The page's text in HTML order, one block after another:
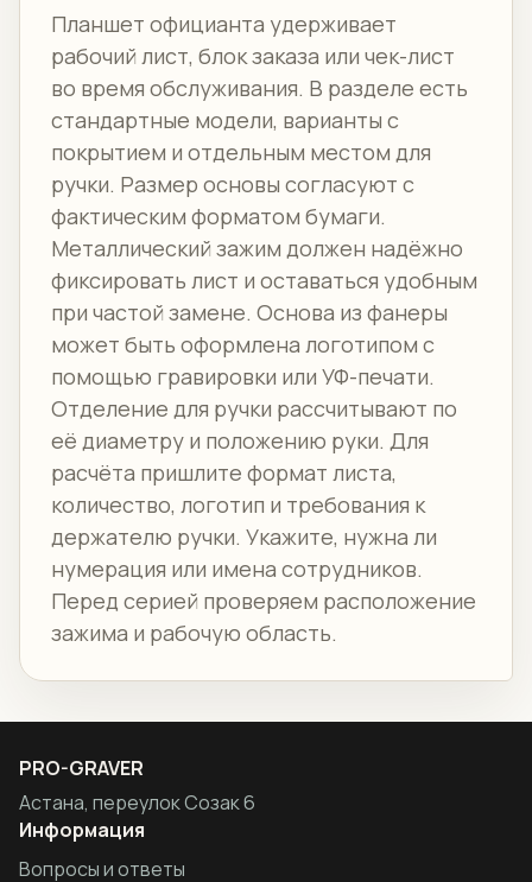
Планшет официанта удерживает
рабочий лист, блок заказа или чек-лист
во время обслуживания. В разделе есть
стандартные модели, варианты с
покрытием и отдельным местом для
ручки. Размер основы согласуют с
фактическим форматом бумаги.
Металлический зажим должен надёжно
фиксировать лист и оставаться удобным
при частой замене. Основа из фанеры
может быть оформлена логотипом с
помощью гравировки или УФ-печати.
Отделение для ручки рассчитывают по
её диаметру и положению руки. Для
расчёта пришлите формат листа,
количество, логотип и требования к
держателю ручки. Укажите, нужна ли
нумерация или имена сотрудников.
Перед серией проверяем расположение
зажима и рабочую область.
PRO-GRAVER
Астана, переулок Созак 6
Информация
Вопросы и ответы